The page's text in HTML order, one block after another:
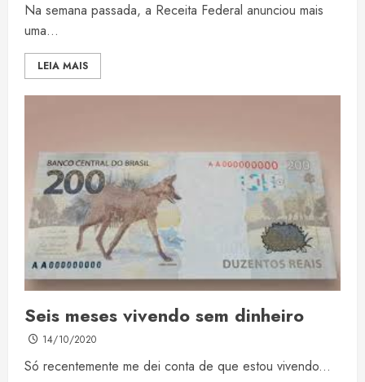
Na semana passada, a Receita Federal anunciou mais
uma...
LEIA MAIS
Seis meses vivendo sem dinheiro
14/10/2020
Só recentemente me dei conta de que estou vivendo...